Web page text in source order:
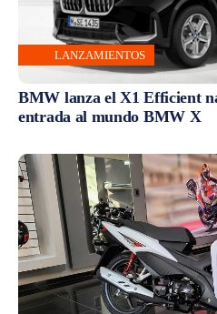
LANZAMIENTOS
BMW lanza el X1 Efficient
entrada al mundo BMW X